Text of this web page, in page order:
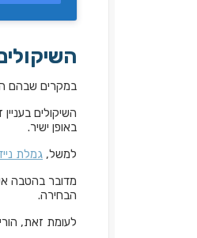
במקרים שבהם
השיקולים
באופן ישיר.
למשל, גמלת
מדובר בהטבה
הבחירה.
לעומת זאת,